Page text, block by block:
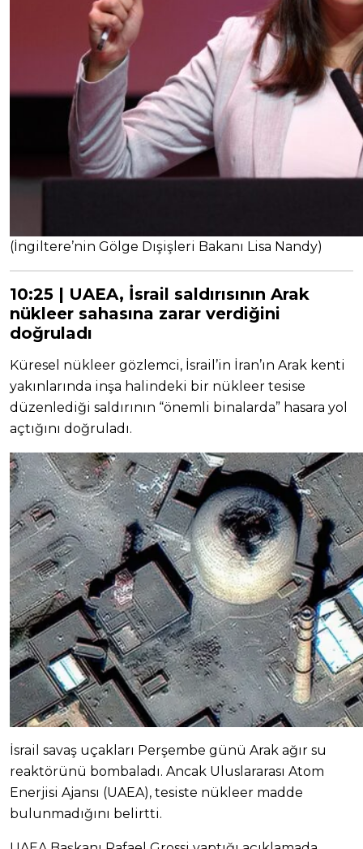
(İngiltere’nin Gölge Dışişleri Bakanı Lisa Nandy)
10:25 | UAEA, İsrail saldırısının Arak
nükleer sahasına zarar verdiğini
doğruladı
Küresel nükleer gözlemci, İsrail’in İran’ın Arak kenti
yakınlarında inşa halindeki bir nükleer tesise
düzenlediği saldırının “önemli binalarda” hasara yol
açtığını doğruladı.
İsrail savaş uçakları Perşembe günü Arak ağır su
reaktörünü bombaladı. Ancak Uluslararası Atom
Enerjisi Ajansı (UAEA), tesiste nükleer madde
bulunmadığını belirtti.